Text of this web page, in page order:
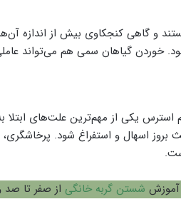
و گاهی کنجکاوی بیش از اندازه
خوردن گیاهان سمی هم می‌تواند
استرس یکی از مهم‌ترین علت‌های
بروز اسهال و استفراغ شود.
آموزش شستن گربه خانگی از صفر تا